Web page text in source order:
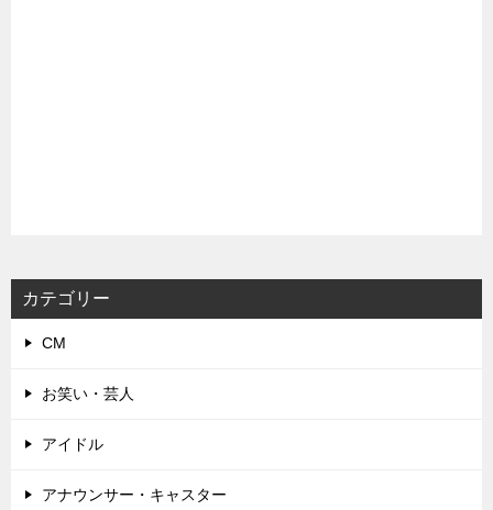
カテゴリー
CM
お笑い・芸人
アイドル
アナウンサー・キャスター